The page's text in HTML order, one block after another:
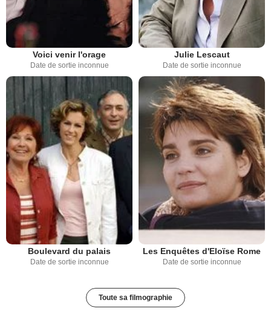
Voici venir l'orage
Date de sortie inconnue
Julie Lescaut
Date de sortie inconnue
Boulevard du palais
Date de sortie inconnue
Les Enquêtes d'Eloïse Rome
Date de sortie inconnue
Toute sa filmographie